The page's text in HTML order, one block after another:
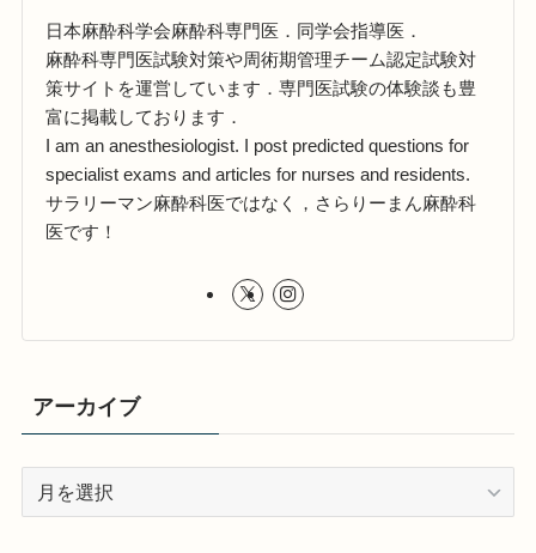
日本麻酔科学会麻酔科専門医．同学会指導医．
麻酔科専門医試験対策や周術期管理チーム認定試験対
策サイトを運営しています．専門医試験の体験談も豊
富に掲載しております．
I am an anesthesiologist. I post predicted questions for
specialist exams and articles for nurses and residents.
サラリーマン麻酔科医ではなく，さらりーまん麻酔科
医です！
アーカイブ